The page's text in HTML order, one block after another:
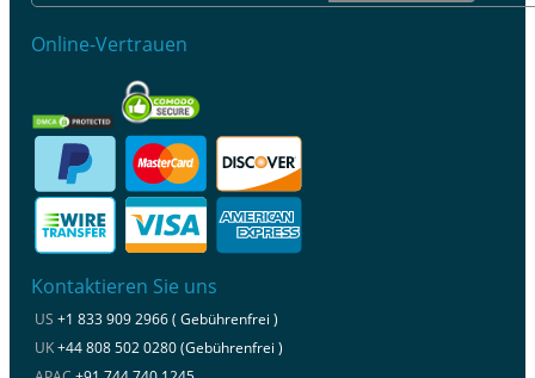
Online-Vertrauen
Kontaktieren Sie uns
US +1 833 909 2966 ( Gebührenfrei )
UK+44 808 502 0280 (Gebührenfrei )